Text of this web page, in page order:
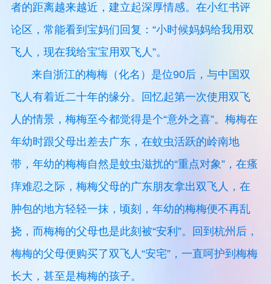
者的距离越来越近，建立起深厚情感。在小红书评
论区，常能看到宝妈们回复：“小时候妈妈给我用双
飞人，现在我给宝宝用双飞人”。
来自浙江的梅梅（化名）是位90后，与中国双
飞人有着近二十年的缘分。回忆起第一次使用双飞
人的情景，梅梅至今都觉得是个“意外之喜”。梅梅在
年幼时跟父母出差去广东，在蚊虫活跃的岭南地
带，年幼的梅梅自然是蚊虫滋扰的“重点对象”，在瘙
痒难忍之际，梅梅父母的广东朋友拿出双飞人，在
肿包的地方轻轻一抹，顷刻，年幼的梅梅便不再乱
挠，而梅梅的父母也是此刻被“安利”。回到杭州后，
梅梅的父母便购买了双飞人“安宅”，一直呵护到梅梅
长大，甚至是梅梅的孩子。